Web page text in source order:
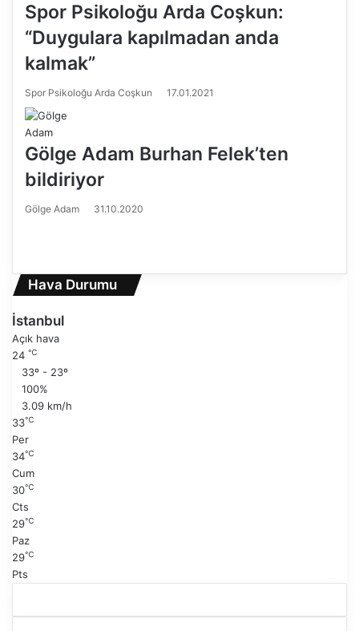
Spor Psikoloğu Arda Coşkun:
“Duygulara kapılmadan anda
kalmak”
Spor Psikoloğu Arda Coşkun 17.01.2021
Gölge Adam Burhan Felek’ten
bildiriyor
Gölge Adam 31.10.2020
e
k
i
a
y
f
a
n
r
a
i
s
a
y
f
Hava Durumu
İstanbul
Açık hava
24 ℃
33º - 23º
100%
3.09 km/h
33℃
Per
34℃
Cum
30℃
Cts
29℃
Paz
29℃
Pts